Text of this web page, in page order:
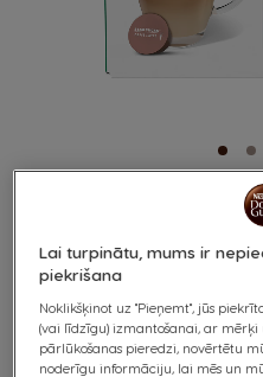
beginning
images
gallery
STARBUCKS
LATTE
Maiga un krēmīga
Lai turpinātu, mums ir
piekrišana
Noklikšķinot uz "Pieņemt", jūs
(vai līdzīgu) izmantošanai, ar
pārlūkošanas pieredzi, novērtētu
noderīgu informāciju, lai mēs un